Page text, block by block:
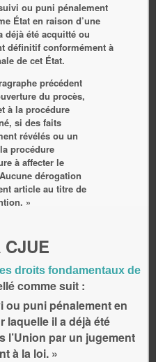
ou puni pénalement
État en raison d’une
été acquitté ou
définitif conformément à
de cet État.
précédent
du procès,
à la procédure
si des faits
révélés ou un
procédure
à affecter le
dérogation
article au titre de
»
droits fondamentaux de
comme suit :
ou puni pénalement en
laquelle il a déjà été
l’Union par un jugement
à la loi. »